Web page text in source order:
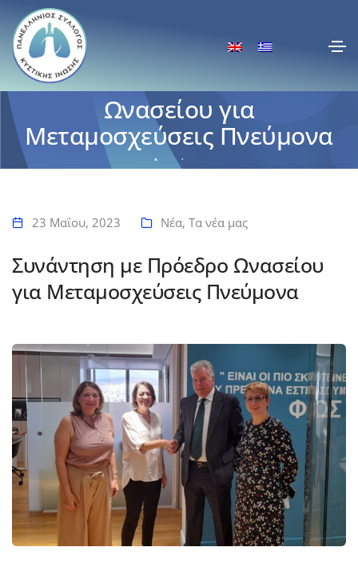
Συνάντηση με Πρόεδρο
Ωνασείου για
Μεταμοσχεύσεις Πνεύμονα
Αρχική
23 Μαΐου, 2023 Νέα, Τα νέα μας
Συνάντηση με Πρόεδρο Ωνασείου
για Μεταμοσχεύσεις Πνεύμονα